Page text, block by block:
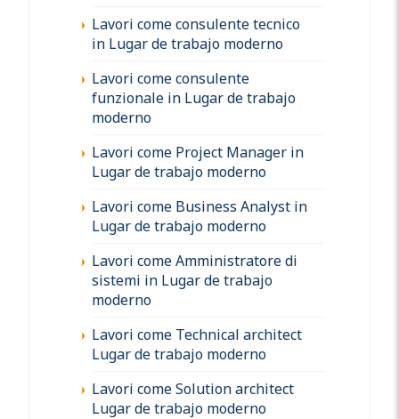
Lavori come consulente tecnico
in Lugar de trabajo moderno
Lavori come consulente
funzionale in Lugar de trabajo
moderno
Lavori come Project Manager in
Lugar de trabajo moderno
Lavori come Business Analyst in
Lugar de trabajo moderno
Lavori come Amministratore di
sistemi in Lugar de trabajo
moderno
Lavori come Technical architect
Lugar de trabajo moderno
Lavori come Solution architect
Lugar de trabajo moderno